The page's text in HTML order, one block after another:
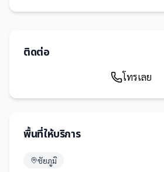
ติดต่อ
โทรเลย
พื้นที่ให้บริการ
ชัยภูมิ